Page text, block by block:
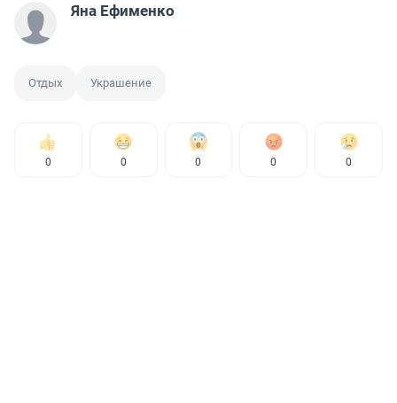
Яна Ефименко
Отдых Украшение
0 0 0 0 0